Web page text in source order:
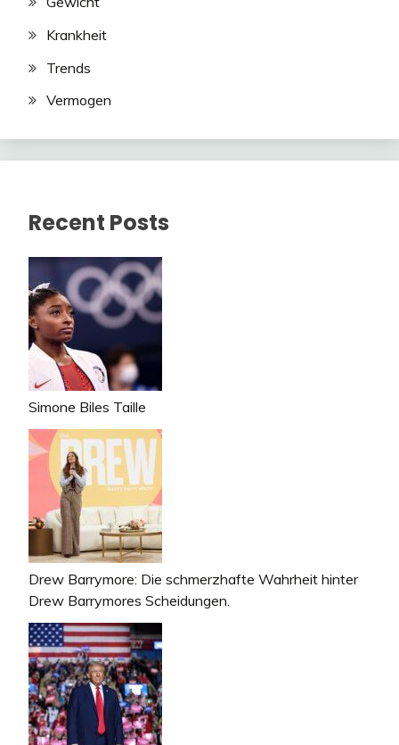
Krankheit
Trends
Vermogen
Recent Posts
Simone Biles Taille
Drew Barrymore: Die schmerzhafte Wahrheit hinter
Drew Barrymores Scheidungen.